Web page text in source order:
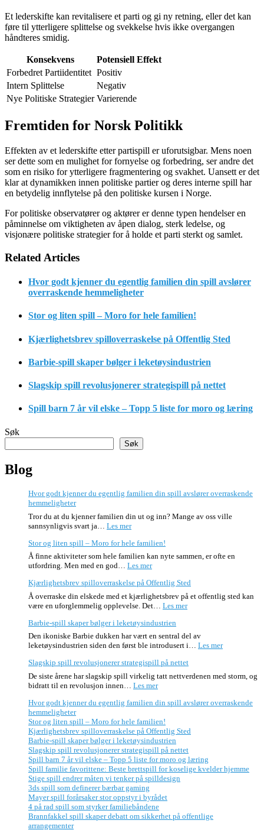
Et lederskifte kan revitalisere et parti og gi ny retning, eller det kan
føre til ytterligere splittelse og svekkelse hvis ikke overgangen
håndteres smidig.
Konsekvens
Potensiell Effekt
Forbedret Partiidentitet Positiv
Intern Splittelse
Negativ
Nye Politiske Strategier Varierende
Fremtiden for Norsk Politikk
Effekten av et lederskifte etter partispill er uforutsigbar. Mens noen
ser dette som en mulighet for fornyelse og forbedring, ser andre det
som en risiko for ytterligere fragmentering og svakhet. Uansett er det
klar at dynamikken innen politiske partier og deres interne spill har
en betydelig innflytelse på den politiske kursen i Norge.
For politiske observatører og aktører er denne typen hendelser en
påminnelse om viktigheten av åpen dialog, sterk ledelse, og
visjonære politiske strategier for å holde et parti sterkt og samlet.
Related Articles
Hvor godt kjenner du egentlig familien din spill avslører
overraskende hemmeligheter
Stor og liten spill – Moro for hele familien!
Kjærlighetsbrev spilloverraskelse på Offentlig Sted
Barbie-spill skaper bølger i leketøysindustrien
Slagskip spill revolusjonerer strategispill på nettet
Spill barn 7 år vil elske – Topp 5 liste for moro og læring
Søk
Søk
Blog
Hvor godt kjenner du egentlig familien din spill avslører overraskende
hemmeligheter
Tror du at du kjenner familien din ut og inn? Mange av oss ville
sannsynligvis svart ja… Les mer:
godt
kjenner
du
familien
spill
avslører
overraskende
hemmeligheter
Stor og liten spill – Moro for hele familien!
Å finne aktiviteter som hele familien kan nyte sammen, er ofte en
utfordring. Men med en god… Les mer:
og
liten
spill
Moro
hele
familien!
Kjærlighetsbrev spilloverraskelse på Offentlig Sted
Å overraske din elskede med et kjærlighetsbrev på et offentlig sted kan
være en uforglemmelig opplevelse. Det… Les mer:
på
Offentlig
Barbie-spill skaper bølger i leketøysindustrien
Den ikoniske Barbie dukken har vært en sentral del av
leketøysindustrien siden den først ble introdusert i… Les mer:
skaper
Slagskip spill revolusjonerer strategispill på nettet
De siste årene har slagskip spill virkelig tatt nettverdenen med storm, og
bidratt til en revolusjon innen… Les mer:
spill
strategispill
på
nettet
Hvor godt kjenner du egentlig familien din spill avslører overraskende
hemmeligheter
Stor og liten spill – Moro for hele familien!
Kjærlighetsbrev spilloverraskelse på Offentlig Sted
Barbie-spill skaper bølger i leketøysindustrien
Slagskip spill revolusjonerer strategispill på nettet
Spill barn 7 år vil elske – Topp 5 liste for moro og læring
Spill familie favorittene: Beste brettspill for koselige kvelder hjemme
Stige spill endrer måten vi tenker på spilldesign
3ds spill som definerer bærbar gaming
Mayer spill forårsaker stor oppstyr i byrådet
4 på rad spill som styrker familiebåndene
Brannfakkel spill skaper debatt om sikkerhet på offentlige
arrangementer